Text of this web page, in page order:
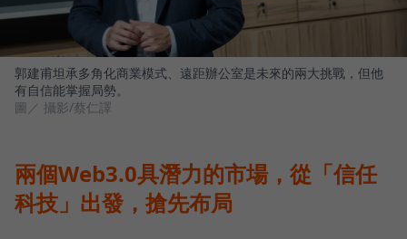
郭建甫坦承多角化商業模式、遠距辦公室是未來的兩大挑戰，但他
有自信能掌握局勢。
圖／ 攝影/蔡仁譯
兩個Web3.0具潛力的市場，從「信任
科技」出發，搶先布局